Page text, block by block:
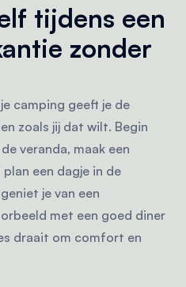
tijdens een
zonder
camping geeft je de
zoals jij dat wilt. Begin
veranda, maak een
plan een dagje in de
je van een
met een goed diner
draait om comfort en